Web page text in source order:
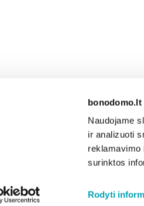
bonodomo.lt
Naudojame
ir analizuoti
reklamavimo
surinktos
Rodyti